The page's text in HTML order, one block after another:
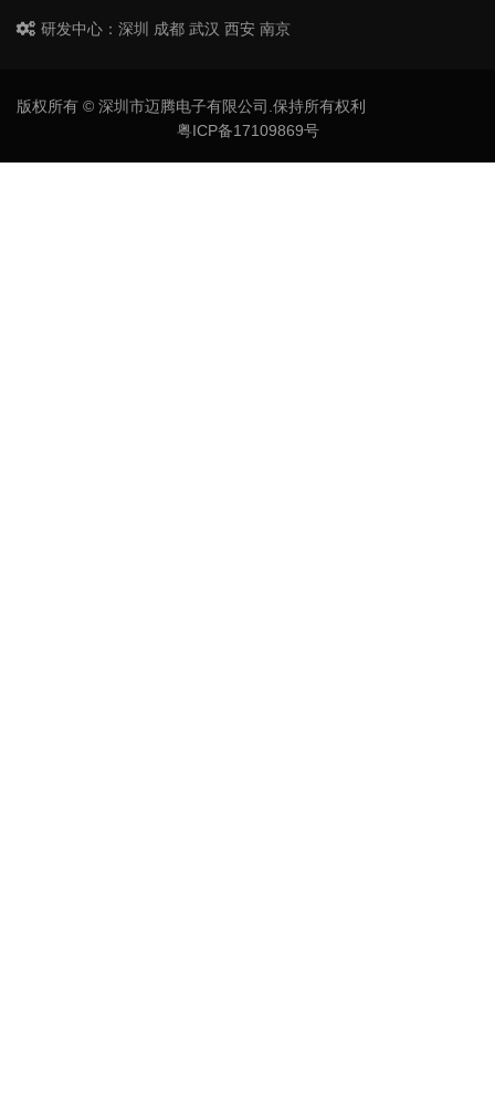
研发中心：深圳 成都 武汉 西安 南京
版权所有 © 深圳市迈腾电子有限公司.保持所有权利
粤ICP备17109869号